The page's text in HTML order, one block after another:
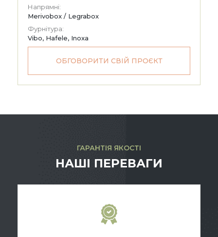
Напрямні:
Merivobox / Legrabox
Фурнітура:
Vibo, Hafele, Inoxa
ОБГОВОРИТИ СВІЙ ПРОЄКТ
ГАРАНТІЯ ЯКОСТІ
НАШІ ПЕРЕВАГИ